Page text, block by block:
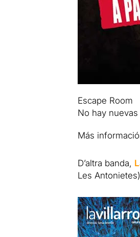
Escape Room
No hay
Más
D’altra banda,
Les